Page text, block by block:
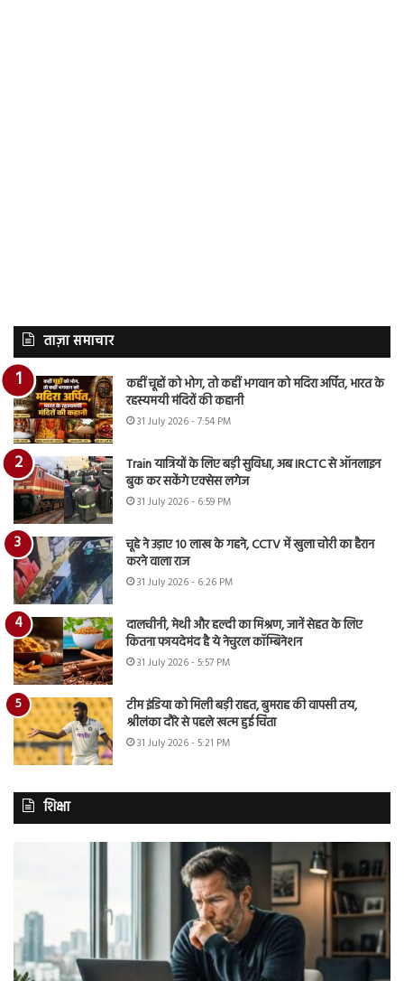
ताज़ा समाचार
कहीं चूहों को भोग, तो कहीं भगवान को मदिरा अर्पित, भारत के
रहस्यमयी मंदिरों की कहानी
31 July 2026 - 7:54 PM
Train यात्रियों के लिए बड़ी सुविधा, अब IRCTC से ऑनलाइन
बुक कर सकेंगे एक्सेस लगेज
31 July 2026 - 6:59 PM
चूहे ने उड़ाए 10 लाख के गहने, CCTV में खुला चोरी का हैरान
करने वाला राज
31 July 2026 - 6:26 PM
दालचीनी, मेथी और हल्दी का मिश्रण, जानें सेहत के लिए
कितना फायदेमंद है ये नेचुरल कॉम्बिनेशन
31 July 2026 - 5:57 PM
टीम इंडिया को मिली बड़ी राहत, बुमराह की वापसी तय,
श्रीलंका दौरे से पहले खत्म हुई चिंता
31 July 2026 - 5:21 PM
शिक्षा